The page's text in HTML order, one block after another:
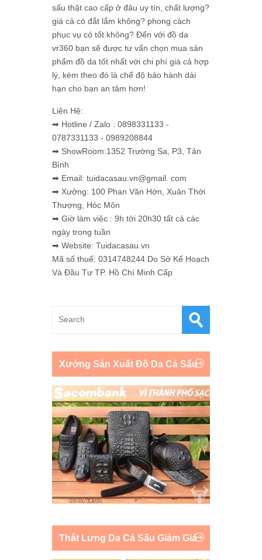
sấu thật cao cấp ở đâu uy tín, chất lượng?
giá cả có đắt lắm không? phong cách
phục vụ có tốt không? Đến với đồ da
vr360 bạn sẽ được tư vấn chọn mua sản
phẩm đồ da tốt nhất với chi phí giá cả hợp
lý, kèm theo đó là chế độ bảo hành dài
hạn cho bạn an tâm hơn!
Liên Hệ:
➡ Hotline / Zalo : 0898331133 -
0787331133 - 0989208844
➡ ShowRoom:1352 Trường Sa, P3, Tân
Bình
➡ Email: tuidacasau.vn@gmail. com
➡ Xưởng: 100 Phan Văn Hớn, Xuân Thới
Thượng, Hóc Môn
➡ Giờ làm việc : 9h tới 20h30 tất cả các
ngày trong tuần
➡ Website: Tuidacasau.vn
Mã số thuế: 0314748244 Do Sở Kế Hoạch
Và Đầu Tư TP. Hồ Chí Minh Cấp
Xưởng Sản Xuất Đồ Da Cá Sấu
Thắt Lưng Da Cá Sấu Giảm Giá